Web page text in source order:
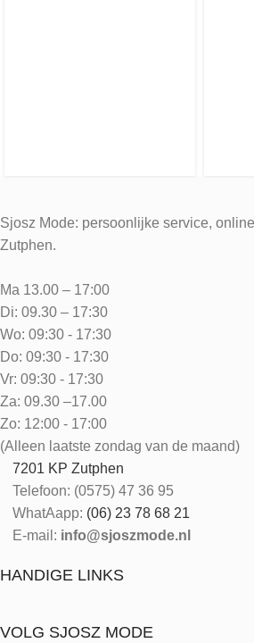
Sjosz Mode: persoonlijke service,
Zutphen.
Ma 13.00 – 17:00
Di: 09.30 – 17:30
Wo: 09:30 - 17:30
Do: 09:30 - 17:30
Vr: 09:30 - 17:30
Za: 09.30 –17.00
Zo: 12:00 - 17:00
(Alleen laatste zondag van de maand)
7201 KP Zutphen
Telefoon: (0575) 47 36 95
WhatAapp: (06) 23 78 68 21
E-mail: info@sjoszmode.nl
HANDIGE LINKS
VOLG SJOSZ MODE